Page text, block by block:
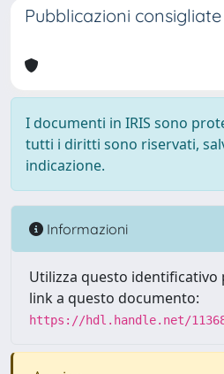
Pubblicazioni consigliate
I documenti in IRIS sono
tutti i diritti sono riservati,
indicazione.
Informazioni
Utilizza questo identificativo
link a questo documento:
https://hdl.handle.net/